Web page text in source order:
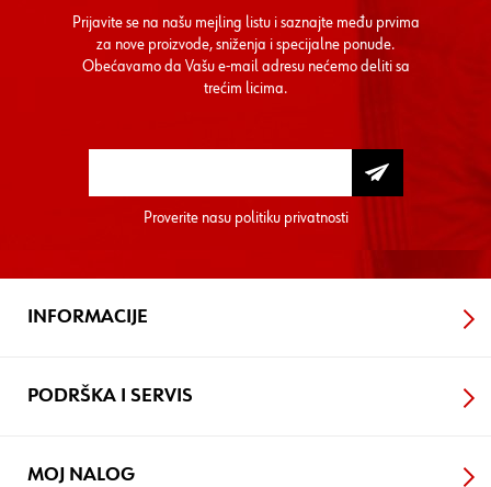
Prijavite se na našu mejling listu i saznajte među prvima
za nove proizvode, sniženja i specijalne ponude.
Obećavamo da Vašu e-mail adresu nećemo deliti sa
trećim licima.
Proverite nasu politiku privatnosti
INFORMACIJE
PODRŠKA I SERVIS
MOJ NALOG